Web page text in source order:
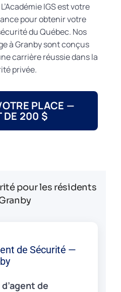
L’Académie IGS est votre
pour obtenir votre
du Québec. Nos
à Granby sont conçus
carrière réussie dans la
privée.
PLACE —
DE 200 $
pour les résidents
de Sécurité —
de